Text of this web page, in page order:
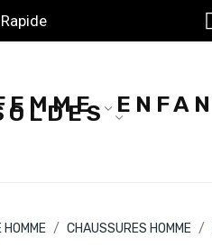
HOMME CHAUSSURES HOMME